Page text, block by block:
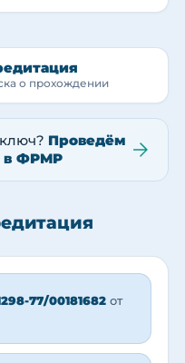
о прохождении
Проведём
в ФРМР
77/00181682 от